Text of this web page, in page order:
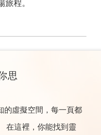
程。
思
的虛擬空間，每一頁都
在這裡，你能找到靈